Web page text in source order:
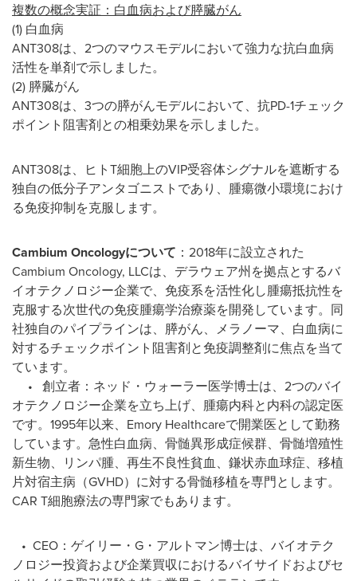
複数の概念実証：白血病および膵臓がん
(1) 白血病
ANT308は、2つのマウスモデルにおいて強力な抗白血病
活性を単剤で示しました。
(2) 膵臓がん
ANT308は、3つの膵がんモデルにおいて、抗PD-1チェック
ポイント阻害剤との相乗効果を示しました。
ANT308は、ヒトT細胞上のVIP受容体シグナルを遮断する
独自の低分子アンタゴニストであり、腫瘍微小環境におけ
る免疫抑制を克服します。
Cambium Oncologyについて ：2018年に設立された
Cambium Oncology, LLCは、デラウェア州を拠点とするバ
イオテクノロジー企業で、免疫系を活性化し腫瘍抵抗性を
克服する次世代の免疫腫瘍学治療薬を開発しています。同
社独自のパイプラインは、膵がん、メラノーマ、白血病に
対するチェックポイント阻害剤と免疫調整剤に焦点を当て
ています。
• 創立者：ネッド・ウォーラー医学博士は、2つのバイ
オテクノロジー企業を立ち上げ、腫瘍内科と内科の認定医
です。1995年以来、Emory Healthcareで開業医として勤務
しています。急性白血病、骨髄異形成症候群、骨髄増殖性
新生物、リンパ腫、再生不良性貧血、鎌状赤血球症、移植
片対宿主病（GVHD）に対する骨髄移植を専門とします。
CAR T細胞療法の専門家でもあります。
• CEO：ゲイリー・G・アルトマン博士は、バイオテク
ノロジー投資および企業買収におけるバイサイドおよびセ